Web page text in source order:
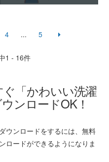
4 ... 5
1 - 16件
「かわいい洗濯
ンロードOK！
ウンロードをするには、無料
ロードができるようになりま